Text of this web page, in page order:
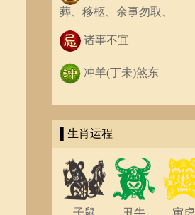
葬、移柩、余事勿取、
诸事不宜
冲羊(丁未)煞东
▌生肖运程
子鼠 丑牛 寅虎